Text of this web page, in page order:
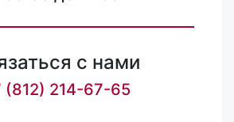
с нами
(812) 214-67-65